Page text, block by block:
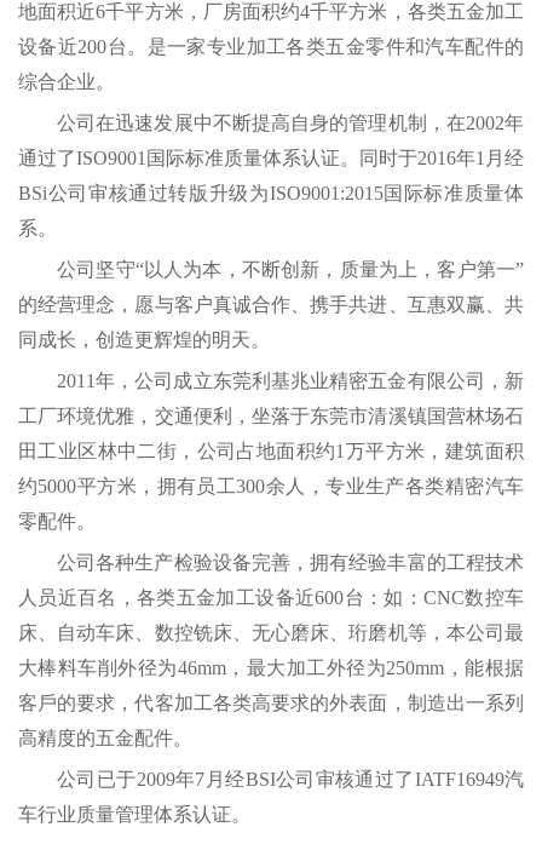
地面积近6千平方米，厂房面积约4千平方米，各类五金加工
设备近200台。是一家专业加工各类五金零件和汽车配件的
综合企业。
公司在迅速发展中不断提高自身的管理机制，在2002年
通过了ISO9001国际标准质量体系认证。同时于2016年1月经
BSi公司审核通过转版升级为ISO9001:2015国际标准质量体
系。
公司坚守“以人为本，不断创新，质量为上，客户第一”
的经营理念，愿与客户真诚合作、携手共进、互惠双赢、共
同成长，创造更辉煌的明天。
2011年，公司成立东莞利基兆业精密五金有限公司，新
工厂环境优雅，交通便利，坐落于东莞市清溪镇国营林场石
田工业区林中二街，公司占地面积约1万平方米，建筑面积
约5000平方米，拥有员工300余人，专业生产各类精密汽车
零配件。
公司各种生产检验设备完善，拥有经验丰富的工程技术
人员近百名，各类五金加工设备近600台：如：CNC数控车
床、自动车床、数控铣床、无心磨床、珩磨机等，本公司最
大棒料车削外径为46mm，最大加工外径为250mm，能根据
客戶的要求，代客加工各类高要求的外表面，制造出一系列
高精度的五金配件。
公司已于2009年7月经BSI公司审核通过了IATF16949汽
车行业质量管理体系认证。